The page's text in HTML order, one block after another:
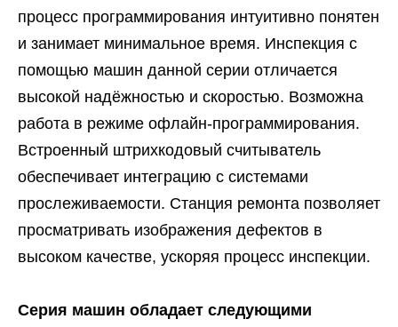
процесс программирования интуитивно понятен
и занимает минимальное время. Инспекция с
помощью машин данной серии отличается
высокой надёжностью и скоростью. Возможна
работа в режиме офлайн-программирования.
Встроенный штрихкодовый считыватель
обеспечивает интеграцию с системами
прослеживаемости. Станция ремонта позволяет
просматривать изображения дефектов в
высоком качестве, ускоряя процесс инспекции.
Серия машин обладает следующими